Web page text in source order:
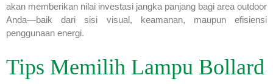
akan memberikan nilai investasi jangka panjang bagi area outdoor
Anda—baik dari sisi visual, keamanan, maupun efisiensi
penggunaan energi.
Tips Memilih Lampu Bollard